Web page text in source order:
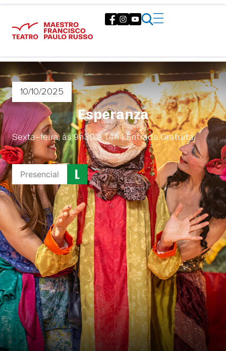
10/10/2025
Esperanza
Sexta-feira, às 9h30 e 14h | Entrada Gratuita
Presencial